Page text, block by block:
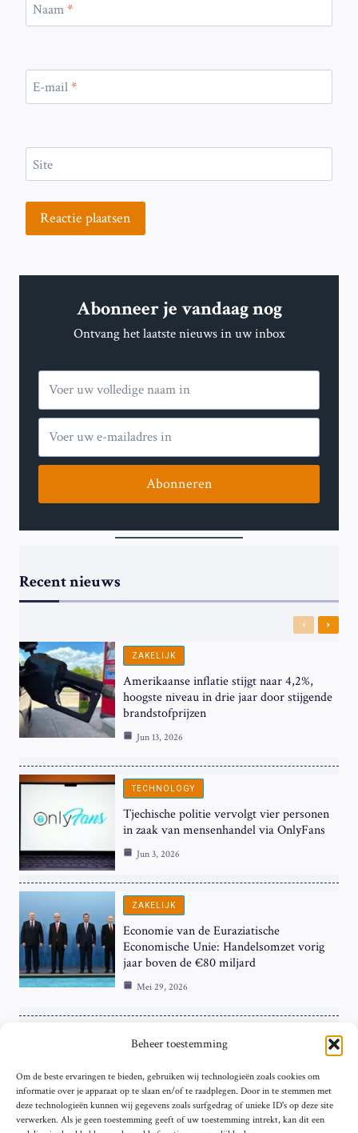
Beheer toestemming
Om de beste ervaringen te bieden, gebruiken wij technologieën zoals cookies om
informatie over je apparaat op te slaan en/of te raadplegen. Door in te stemmen met
deze technologieën kunnen wij gegevens zoals surfgedrag of unieke ID's op deze site
verwerken. Als je geen toestemming geeft of uw toestemming intrekt, kan dit een
Naam*
E-mail*
Site
Abonneer je vandaag nog
Ontvang het laatste nieuws in uw inbox
Abonneren
Recent nieuws
Previous
Next
ZAKELIJK
Amerikaanse inflatie stijgt naar 4,2%,
hoogste niveau in drie jaar door stijgende
brandstofprijzen
Jun 13, 2026
TECHNOLOGY
Tjechische politie vervolgt vier personen
in zaak van mensenhandel via OnlyFans
Jun 3, 2026
ZAKELIJK
Economie van de Euraziatische
Economische Unie: Handelsomzet vorig
jaar boven de €80 miljard
Mei 29, 2026
ZAKELIJK
Hardnekkige Inflatie bij de ‘Grote Vier’
van de Eurozone
Mei 29, 2026